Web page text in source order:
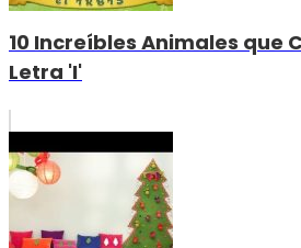
10 Increíbles Animales que
Letra 'I'